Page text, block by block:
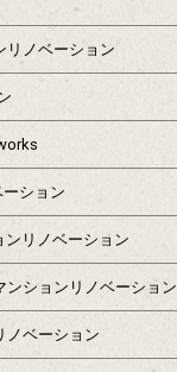
リノベーション
ション
ンリノベーション
ションリノベーション
ノベーション